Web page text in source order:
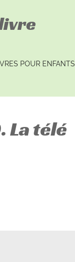
POUR ENFANTS
La télé